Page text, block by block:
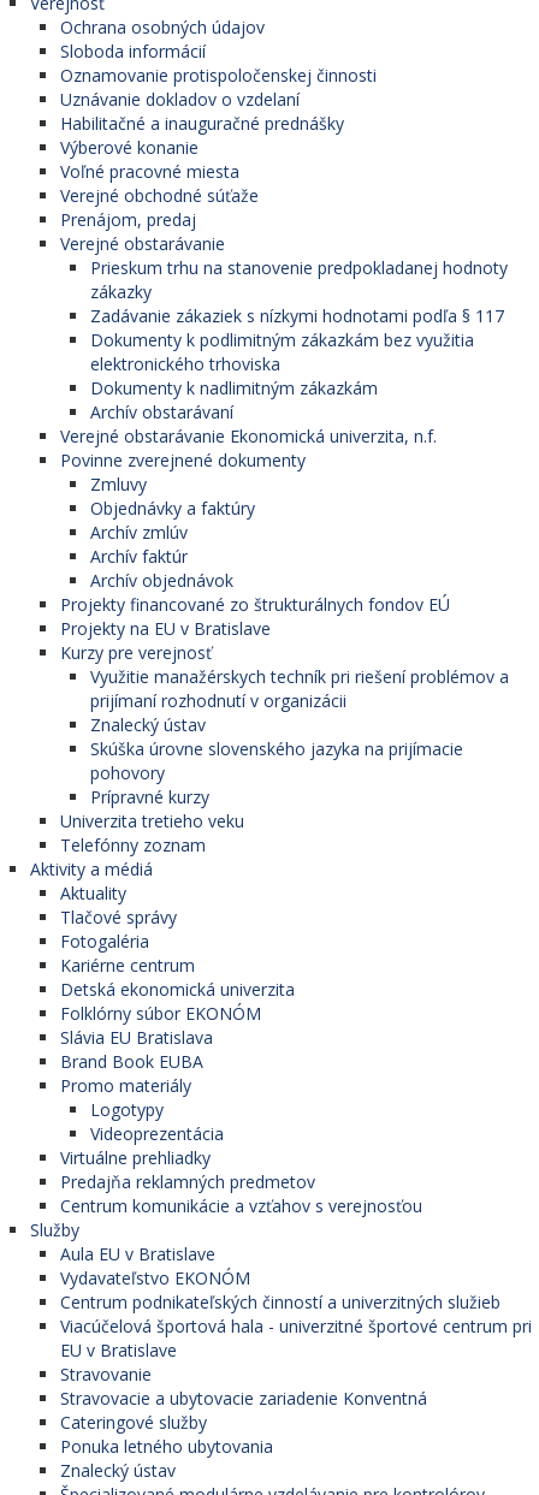
Ochrana osobných údajov
Sloboda informácií
Oznamovanie protispoločenskej činnosti
Uznávanie dokladov o vzdelaní
Habilitačné a inauguračné prednášky
Výberové konanie
Voľné pracovné miesta
Verejné obchodné súťaže
Prenájom, predaj
Verejné obstarávanie
Prieskum trhu na stanovenie predpokladanej hodnoty
zákazky
Zadávanie zákaziek s nízkymi hodnotami podľa § 117
Dokumenty k podlimitným zákazkám bez využitia
elektronického trhoviska
Dokumenty k nadlimitným zákazkám
Archív obstarávaní
Verejné obstarávanie Ekonomická univerzita, n.f.
Povinne zverejnené dokumenty
Zmluvy
Objednávky a faktúry
Archív zmlúv
Archív faktúr
Archív objednávok
Projekty financované zo štrukturálnych fondov EÚ
Projekty na EU v Bratislave
Kurzy pre verejnosť
Využitie manažérskych techník pri riešení problémov a
prijímaní rozhodnutí v organizácii
Znalecký ústav
Skúška úrovne slovenského jazyka na prijímacie
pohovory
Prípravné kurzy
Univerzita tretieho veku
Telefónny zoznam
Aktivity a médiá
Aktuality
Tlačové správy
Fotogaléria
Kariérne centrum
Detská ekonomická univerzita
Folklórny súbor EKONÓM
Slávia EU Bratislava
Brand Book EUBA
Promo materiály
Logotypy
Videoprezentácia
Virtuálne prehliadky
Predajňa reklamných predmetov
Centrum komunikácie a vzťahov s verejnosťou
Služby
Aula EU v Bratislave
Vydavateľstvo EKONÓM
Centrum podnikateľských činností a univerzitných služieb
Viacúčelová športová hala - univerzitné športové centrum pri
EU v Bratislave
Stravovanie
Stravovacie a ubytovacie zariadenie Konventná
Cateringové služby
Ponuka letného ubytovania
Znalecký ústav